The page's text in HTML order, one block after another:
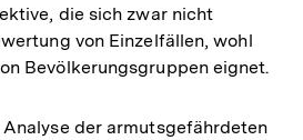
die sich zwar nicht
von Einzelfällen, wohl
Bevölkerungsgruppen eignet.
der armutsgefährdeten